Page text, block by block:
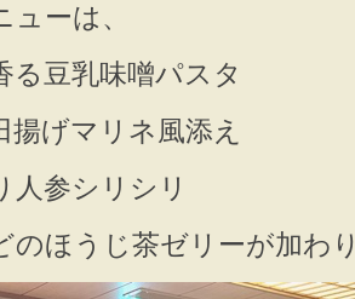
ーは、
豆乳味噌パスタ
げマリネ風添え
参シリシリ
のほうじ茶ゼリーが加わ